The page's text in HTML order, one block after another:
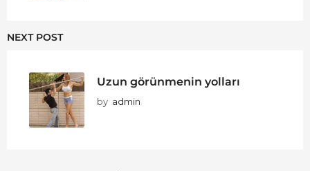
NEXT POST
Uzun görünmenin yolları
by admin